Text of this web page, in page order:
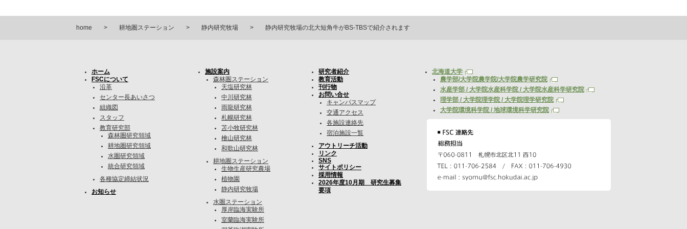
home 耕地圏ステーション 静内研究牧場 静内研究牧場の北大短角牛がBS-TBSで紹介されます
ホーム
FSCについて
沿革
センター長あいさつ
組織図
スタッフ
教育研究部
森林圏研究領域
耕地圏研究領域
水圏研究領域
統合研究領域
各種協定締結状況
お知らせ
施設案内
森林圏ステーション
天塩研究林
中川研究林
雨龍研究林
札幌研究林
苫小牧研究林
檜山研究林
和歌山研究林
耕地圏ステーション
生物生産研究農場
植物園
静内研究牧場
水圏ステーション
厚岸臨海実験所
室蘭臨海実験所
研究者紹介
教育活動
刊行物
お問い合せ
キャンパスマップ
交通アクセス
各施設連絡先
宿泊施設一覧
アウトリーチ活動
リンク
SNS
サイトポリシー
採用情報
2026年度10月期 研究生募集
要項
北海道大学
農学部/大学院農学院/大学院農学研究院
水産学部 / 大学院水産科学院 / 大学院水産科学研究院
理学部 / 大学院理学院 / 大学院理学研究院
大学院環境科学院 / 地球環境科学研究院